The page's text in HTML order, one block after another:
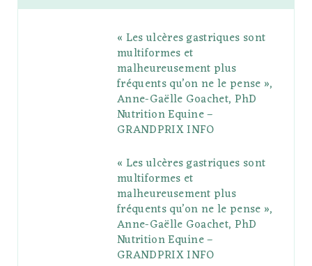
b
t
l
e
P
l
s
a
g
r
a
m
e
r
e
s
o
l
r
« Les ulcères gastriques sont
multiformes et
malheureusement plus
fréquents qu’on ne le pense »,
Anne-Gaëlle Goachet, PhD
Nutrition Equine –
GRANDPRIX INFO
« Les ulcères gastriques sont
multiformes et
malheureusement plus
fréquents qu’on ne le pense »,
Anne-Gaëlle Goachet, PhD
Nutrition Equine –
GRANDPRIX INFO